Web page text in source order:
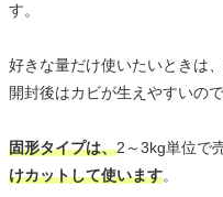
す。
好きな量だけ使いたいときは
開封後はカビが生えやすいの
固形タイプは、2～3kg単位で
けカットして使います。